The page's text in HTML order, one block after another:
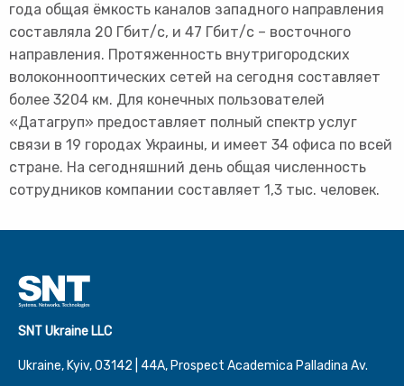
года общая ёмкость каналов западного направления
составляла 20 Гбит/с, и 47 Гбит/с – восточного
направления. Протяженность внутригородских
волоконнооптических сетей на сегодня составляет
более 3204 км. Для конечных пользователей
«Датагруп» предоставляет полный спектр услуг
связи в 19 городах Украины, и имеет 34 офиса по всей
стране. На сегодняшний день общая численность
сотрудников компании составляет 1,3 тыс. человек.
SNT Ukraine LLC
Ukraine, Kyiv, 03142 | 44А, Prospect Academica Palladina Av.